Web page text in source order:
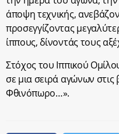
άποψη τεχνικής,
προσεγγίζοντας
ίππους, δίνοντάς τους
Στόχος του Ιππικού
σε μια σειρά αγώνων στις
Φθινόπωρο…».